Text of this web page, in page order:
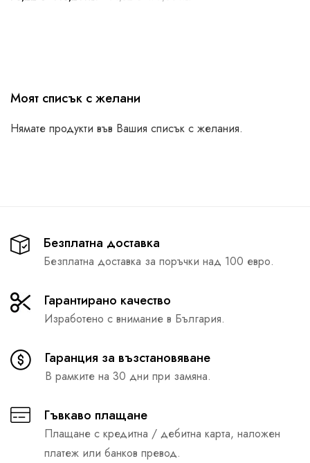
Моят списък с желани
Нямате продукти във Вашия списък с желания.
Безплатна доставка
Безплатна доставка за поръчки над 100 евро.
Гарантирано качество
Изработено с внимание в България.
Гаранция за възстановяване
В рамките на 30 дни при замяна.
Гъвкаво плащане
Плащане с кредитна / дебитна карта, наложен
платеж или банков превод.